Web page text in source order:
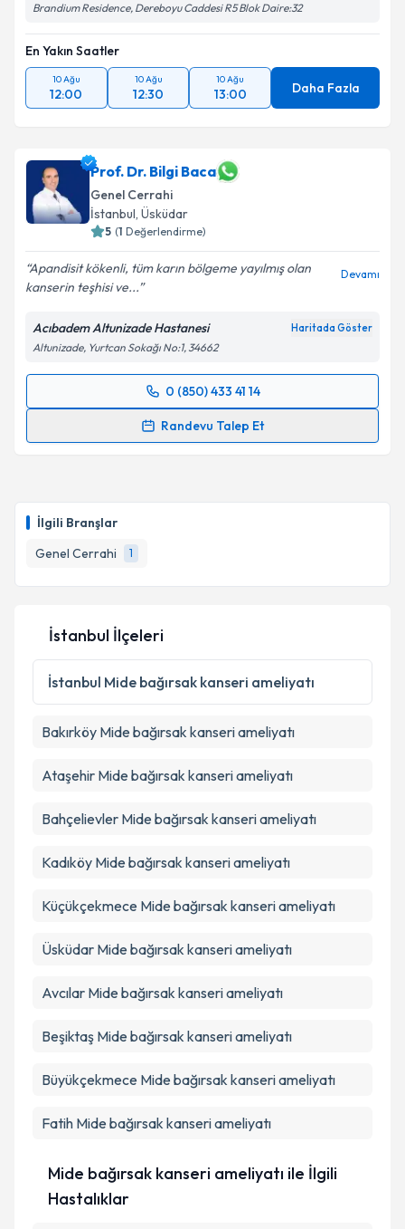
İlgili Branşlar
Genel Cerrahi
1
Brandium Residence, Dereboyu Caddesi R5 Blok Daire:32
En Yakın Saatler
10 Ağu
12:00
10 Ağu
12:30
10 Ağu
13:00 Daha Fazla
Prof. Dr. Bilgi Baca
Genel Cerrahi
İstanbul, Üsküdar
5 (1 Değerlendirme)
Apandisit kökenli, tüm karın bölgeme yayılmış olan
kanserin teşhisi ve...
Devamı
Acıbadem Altunizade Hastanesi Haritada Göster
Altunizade, Yurtcan Sokağı No:1, 34662
0 (850) 433 41 14
Randevu Talep Et
Randevu Takvimi Talebi
E-posta Adresiniz
Kişisel verilerimin işlenmesine ilişkin
Metni'ni okudum ve kişisel verilerimin belirtilen
kapsamda işlenmesini kabul ediyorum.
İstanbul İlçeleri
İstanbul Mide bağırsak kanseri ameliyatı
Bakırköy Mide bağırsak kanseri ameliyatı
Ataşehir Mide bağırsak kanseri ameliyatı
Bahçelievler Mide bağırsak kanseri ameliyatı
Kadıköy Mide bağırsak kanseri ameliyatı
Küçükçekmece Mide bağırsak kanseri ameliyatı
Üsküdar Mide bağırsak kanseri ameliyatı
Avcılar Mide bağırsak kanseri ameliyatı
Beşiktaş Mide bağırsak kanseri ameliyatı
Büyükçekmece Mide bağırsak kanseri ameliyatı
Fatih Mide bağırsak kanseri ameliyatı
Mide bağırsak kanseri ameliyatı ile İlgili
Hastalıklar